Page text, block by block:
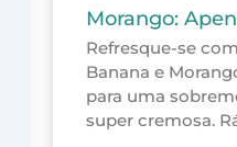
Morango:
Refresque-se
Banana e
para uma
super cremosa.